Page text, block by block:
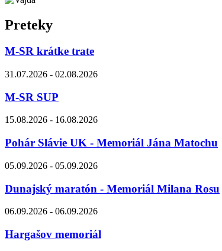
Preteky
M-SR krátke trate
31.07.2026 - 02.08.2026
M-SR SUP
15.08.2026 - 16.08.2026
Pohár Slávie UK - Memoriál Jána Matochu
05.09.2026 - 05.09.2026
Dunajský maratón - Memoriál Milana Rosu
06.09.2026 - 06.09.2026
Hargašov memoriál